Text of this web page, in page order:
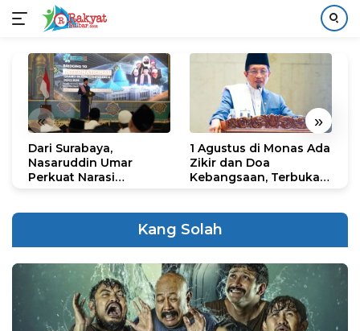
konten
« »
Dari Surabaya,
Nasaruddin Umar
Perkuat Narasi
1 Agustus di Monas Ada
Zikir dan Doa
Kebangsaan, Terbuka
Kang Solah